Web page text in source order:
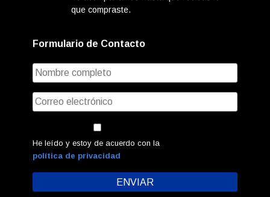
que compraste.
Formulario de Contacto
He leído y estoy de acuerdo con la
política de privacidad